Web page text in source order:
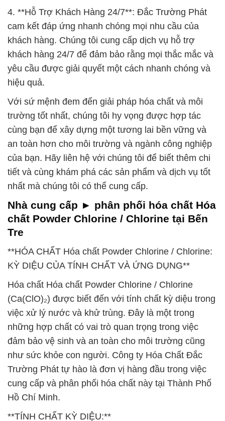
4. **Hỗ Trợ Khách Hàng 24/7**: Đắc Trường Phát
cam kết đáp ứng nhanh chóng mọi nhu cầu của
khách hàng. Chúng tôi cung cấp dịch vụ hỗ trợ
khách hàng 24/7 để đảm bảo rằng mọi thắc mắc và
yêu cầu được giải quyết một cách nhanh chóng và
hiệu quả.
Với sứ mệnh đem đến giải pháp hóa chất và môi
trường tốt nhất, chúng tôi hy vọng được hợp tác
cùng bạn để xây dựng một tương lai bền vững và
an toàn hơn cho môi trường và ngành công nghiệp
của bạn. Hãy liên hệ với chúng tôi để biết thêm chi
tiết và cùng khám phá các sản phẩm và dịch vụ tốt
nhất mà chúng tôi có thể cung cấp.
Nhà cung cấp ► phân phối hóa chất Hóa
chất Powder Chlorine / Chlorine tại Bến
Tre
**HÓA CHẤT Hóa chất Powder Chlorine / Chlorine:
KỲ DIỆU CỦA TÍNH CHẤT VÀ ỨNG DỤNG**
Hóa chất Hóa chất Powder Chlorine / Chlorine
(Ca(ClO)₂) được biết đến với tính chất kỳ diệu trong
việc xử lý nước và khử trùng. Đây là một trong
những hợp chất có vai trò quan trọng trong việc
đảm bảo vệ sinh và an toàn cho môi trường cũng
như sức khỏe con người. Công ty Hóa Chất Đắc
Trường Phát tự hào là đơn vị hàng đầu trong việc
cung cấp và phân phối hóa chất này tại Thành Phố
Hồ Chí Minh.
**TÍNH CHẤT KỲ DIỆU:**